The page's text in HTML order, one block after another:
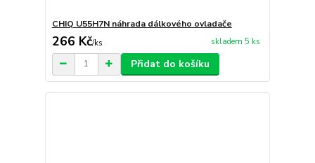
CHIQ U55H7N náhrada dálkového ovladače
266 Kč/ks skladem 5 ks
Přidat do košíku